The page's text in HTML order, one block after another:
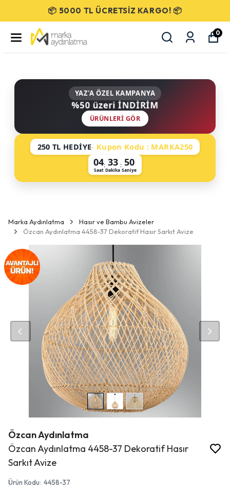
SEÇİLİ ÜRÜNLERDE %50 İNDİRİM!
0
YAZ'A ÖZEL KAMPANYA
%50 üzeri İNDİRİM
ÜRÜNLERI GÖR
250 TL HEDİYE- Kupon Kodu : MARKA250
04
Saat
: 33
Dakika
: 50
Saniye
Marka Aydınlatma
Hasır ve Bambu Avizeler
Özcan Aydınlatma 4458-37 Dekoratif Hasır Sarkıt Avize
Özcan Aydınlatma
Özcan Aydınlatma 4458-37 Dekoratif Hasır
Sarkıt Avize
Ürün Kodu: 4458-37